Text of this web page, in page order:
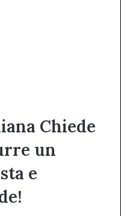
Chiede
un
e